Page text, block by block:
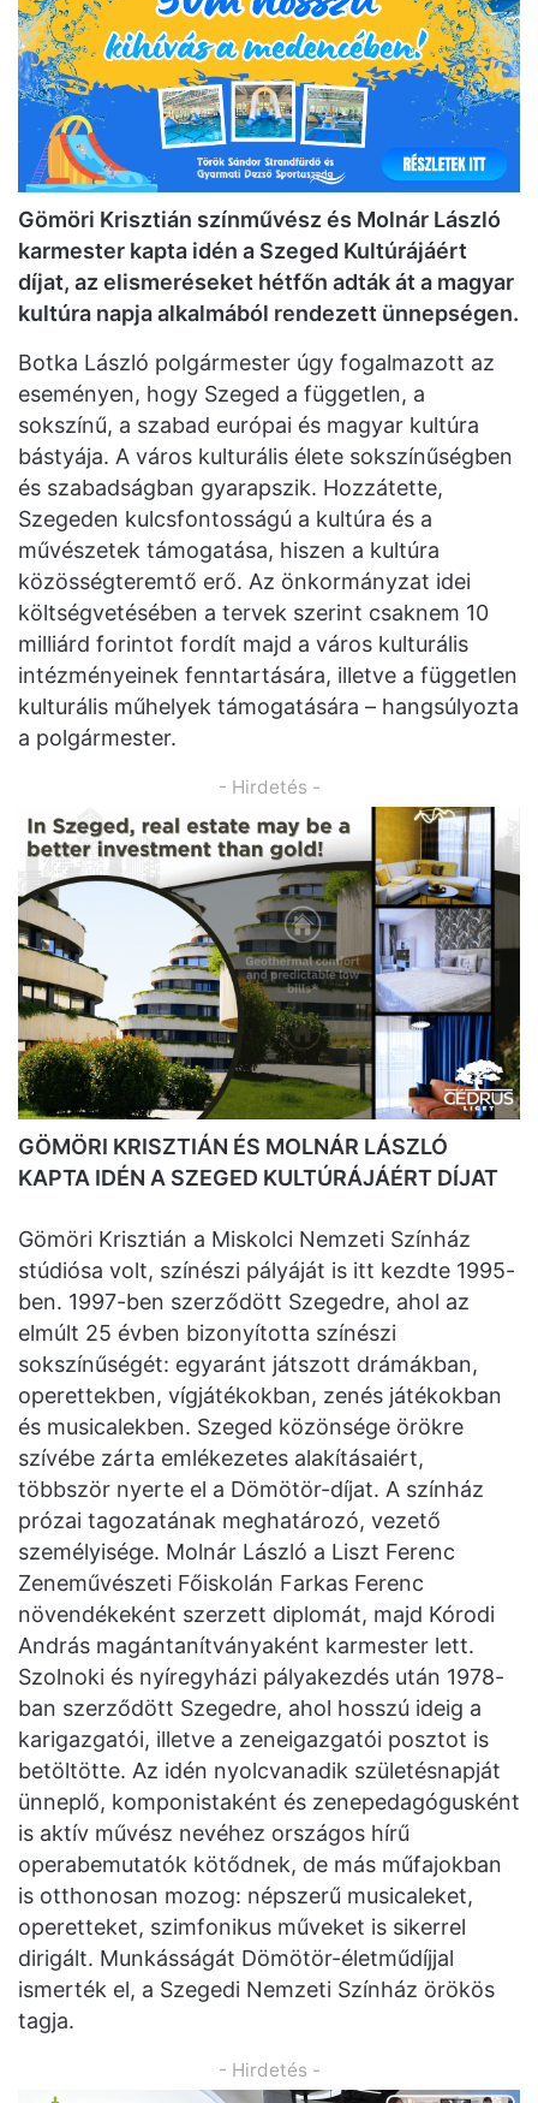
Gömöri Krisztián színművész és Molnár László
karmester kapta idén a Szeged Kultúrájáért
díjat, az elismeréseket hétfőn adták át a magyar
kultúra napja alkalmából rendezett ünnepségen.
Botka László polgármester úgy fogalmazott az
eseményen, hogy Szeged a független, a
sokszínű, a szabad európai és magyar kultúra
bástyája. A város kulturális élete sokszínűségben
és szabadságban gyarapszik. Hozzátette,
Szegeden kulcsfontosságú a kultúra és a
művészetek támogatása, hiszen a kultúra
közösségteremtő erő. Az önkormányzat idei
költségvetésében a tervek szerint csaknem 10
milliárd forintot fordít majd a város kulturális
intézményeinek fenntartására, illetve a független
kulturális műhelyek támogatására – hangsúlyozta
a polgármester.
- Hirdetés -
GÖMÖRI KRISZTIÁN ÉS MOLNÁR LÁSZLÓ
KAPTA IDÉN A SZEGED KULTÚRÁJÁÉRT DÍJAT
Gömöri Krisztián a Miskolci Nemzeti Színház
stúdiósa volt, színészi pályáját is itt kezdte 1995-
ben. 1997-ben szerződött Szegedre, ahol az
elmúlt 25 évben bizonyította színészi
sokszínűségét: egyaránt játszott drámákban,
operettekben, vígjátékokban, zenés játékokban
és musicalekben. Szeged közönsége örökre
szívébe zárta emlékezetes alakításaiért,
többször nyerte el a Dömötör-díjat. A színház
prózai tagozatának meghatározó, vezető
személyisége. Molnár László a Liszt Ferenc
Zeneművészeti Főiskolán Farkas Ferenc
növendékeként szerzett diplomát, majd Kórodi
András magántanítványaként karmester lett.
Szolnoki és nyíregyházi pályakezdés után 1978-
ban szerződött Szegedre, ahol hosszú ideig a
karigazgatói, illetve a zeneigazgatói posztot is
betöltötte. Az idén nyolcvanadik születésnapját
ünneplő, komponistaként és zenepedagógusként
is aktív művész nevéhez országos hírű
operabemutatók kötődnek, de más műfajokban
is otthonosan mozog: népszerű musicaleket,
operetteket, szimfonikus műveket is sikerrel
dirigált. Munkásságát Dömötör-életműdíjjal
ismerték el, a Szegedi Nemzeti Színház örökös
tagja.
- Hirdetés -